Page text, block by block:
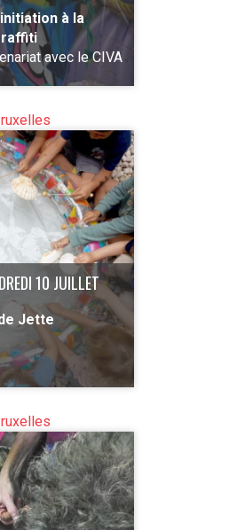
à la
avec le CIVA
10 JUILLET
Jette